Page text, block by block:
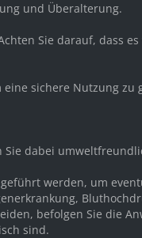
und Überalterung.
Sie darauf, dass
sichere Nutzung zu
dabei
werden, um
befolgen Sie die
sind.